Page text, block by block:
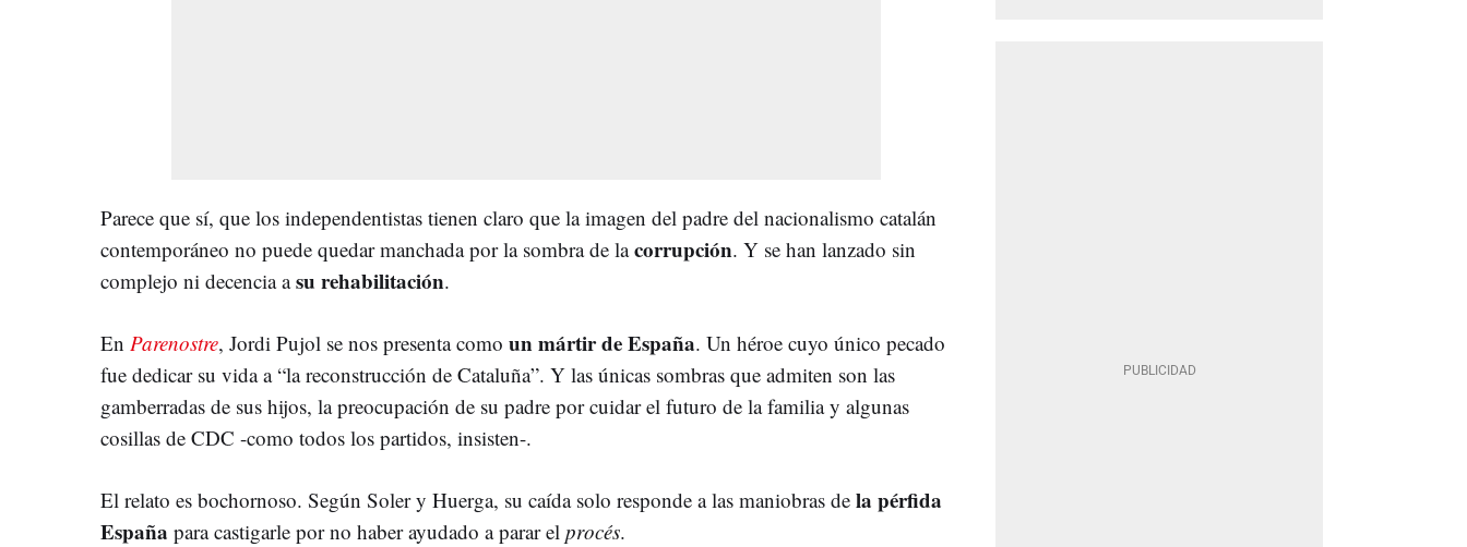
Parece que sí, que los independentistas tienen claro que la imagen del padre del nacionalismo catalán
contemporáneo no puede quedar manchada por la sombra de lacorrupción. Y se han lanzado sin
complejo ni decencia asu rehabilitación.
En Parenostre, Jordi Pujol se nos presenta como un mártir de España. Un héroe cuyo único pecado
fue dedicar su vida a “la reconstrucción de Cataluña”. Y las únicas sombras que admiten son las
gamberradas de sus hijos, la preocupación de su padre por cuidar el futuro de la familia y algunas
cosillas de CDC -como todos los partidos, insisten-.
El relato es bochornoso. Según Soler y Huerga, su caída solo responde a las maniobras de la pérfida
España para castigarle por no haber ayudado a parar el procés.